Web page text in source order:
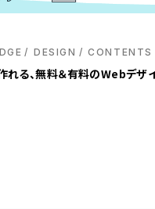
DESIGN CONTENTS
れる、無料＆有料のWebデザ